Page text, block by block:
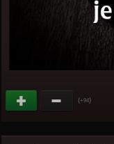
(+94)